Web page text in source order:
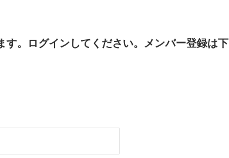
。ログインしてください。メンバー登録は下